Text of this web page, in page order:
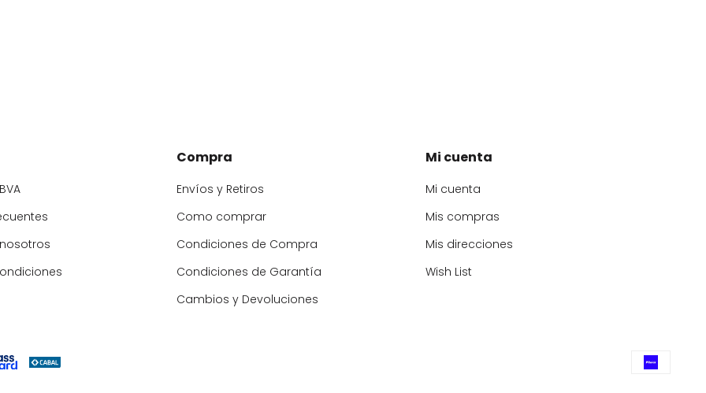
Compra
Envíos y Retiros
Como comprar
Condiciones de Compra
Condiciones de Garantía
Cambios y Devoluciones
Mi cuenta
Mi cuenta
Mis compras
Mis direcciones
Wish List